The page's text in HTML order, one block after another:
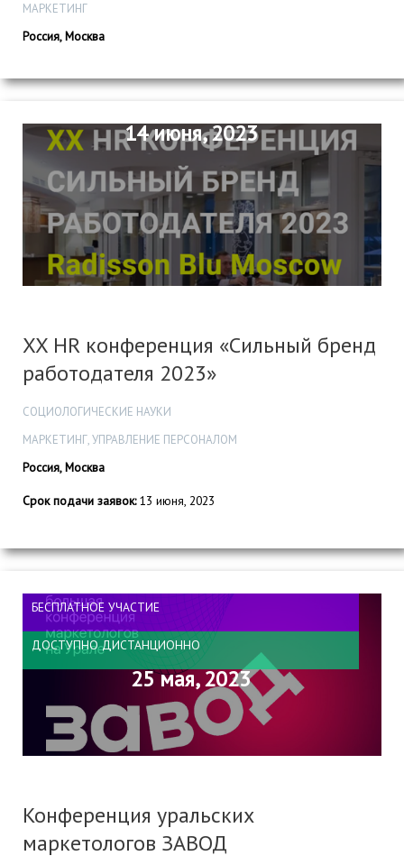
МАРКЕТИНГ
Россия, Москва
14 июня, 2023
XX HR конференция «Сильный бренд
работодателя 2023»
СОЦИОЛОГИЧЕСКИЕ НАУКИ
МАРКЕТИНГ, УПРАВЛЕНИЕ ПЕРСОНАЛОМ
Россия, Москва
Срок подачи заявок:13 июня, 2023
БЕСПЛАТНОЕ УЧАСТИЕ
ДОСТУПНО ДИСТАНЦИОННО
25 мая, 2023
Конференция уральских
маркетологов ЗАВОД